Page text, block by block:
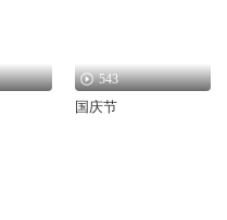
543
国庆节